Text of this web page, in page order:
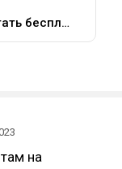
Новая Midjourney — как работать бесплатно. Гайд
на